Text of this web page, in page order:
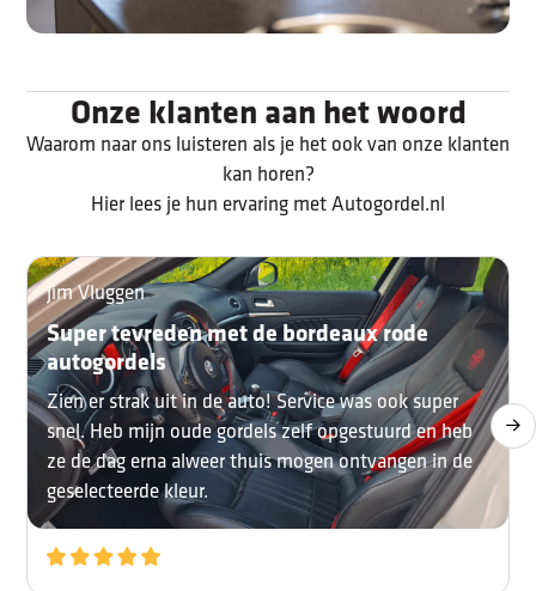
Onze klanten aan het woord
Waarom naar ons luisteren als je het ook van onze klanten
kan horen?
Hier lees je hun ervaring met Autogordel.nl
Jim Vluggen
Super tevreden met de bordeaux rode
autogordels
Zien er strak uit in de auto! Service was ook super
snel. Heb mijn oude gordels zelf opgestuurd en heb
ze de dag erna alweer thuis mogen ontvangen in de
geselecteerde kleur.